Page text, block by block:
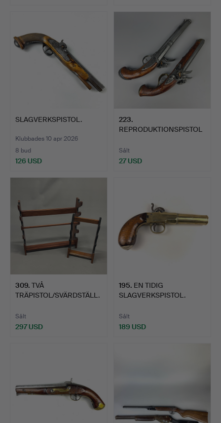
SLAGVERKSPISTOL.
Klubbades 10 apr 2026
8 bud
126 USD
223.
REPRODUKTIONSPISTOL
Sålt
27 USD
309. TVÅ
TRÄPISTOL/SVÄRDSTÄLL.
Sålt
297 USD
195. EN TIDIG
SLAGVERKSPISTOL.
Sålt
189 USD